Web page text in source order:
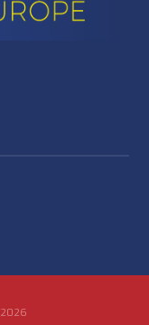
2026